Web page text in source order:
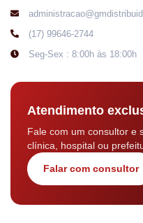
(17) 99646-2744
Seg-Sex : 8:00h às 18:00h
Atendimento
Fale com um consultor e
clínica, hospital ou
Falar com consultor